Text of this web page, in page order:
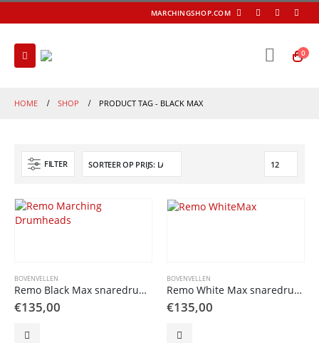
MARCHINGSHOP.COM
0
HOME SHOP PRODUCT TAG - BLACK MAX
FILTER
BOVENVELLEN
Remo Black Max snaredrum head
€135,00
BOVENVELLEN
Remo White Max snaredrum head
€135,00